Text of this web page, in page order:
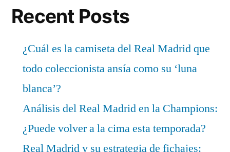
Recent Posts
¿Cuál es la camiseta del Real Madrid que
todo coleccionista ansía como su ‘luna
blanca’?
Análisis del Real Madrid en la Champions:
¿Puede volver a la cima esta temporada?
Real Madrid y su estrategia de fichajes: